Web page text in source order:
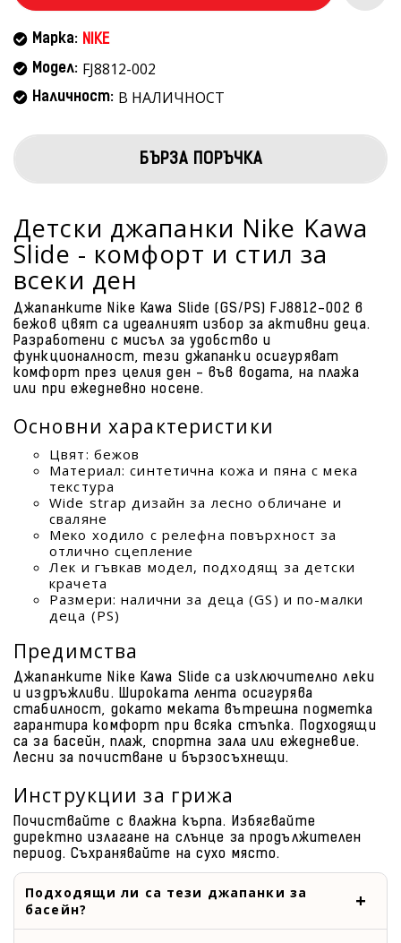
Марка: NIKE
Модел: FJ8812-002
Наличност: В НАЛИЧНОСТ
БЪРЗА ПОРЪЧКА
Детски джапанки Nike Kawa
Slide - комфорт и стил за
всеки ден
Джапанките Nike Kawa Slide (GS/PS) FJ8812-002 в
бежов цвят са идеалният избор за активни деца.
Разработени с мисъл за удобство и
функционалност, тези джапанки осигуряват
комфорт през целия ден - във водата, на плажа
или при ежедневно носене.
Основни характеристики
Цвят: бежов
Материал: синтетична кожа и пяна с мека
текстура
Wide strap дизайн за лесно обличане и
сваляне
Меко ходило с релефна повърхност за
отлично сцепление
Лек и гъвкав модел, подходящ за детски
крачета
Размери: налични за деца (GS) и по-малки
деца (PS)
Предимства
Джапанките Nike Kawa Slide са изключително леки
и издръжливи. Широката лента осигурява
стабилност, докато меката вътрешна подметка
гарантира комфорт при всяка стъпка. Подходящи
са за басейн, плаж, спортна зала или ежедневие.
Лесни за почистване и бързосъхнещи.
Инструкции за грижа
Почиствайте с влажна кърпа. Избягвайте
директно излагане на слънце за продължителен
период. Съхранявайте на сухо място.
Подходящи ли са тези джапанки за
басейн?